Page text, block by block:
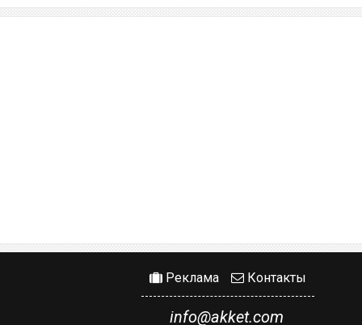
Реклама Контакты
info@akket.com